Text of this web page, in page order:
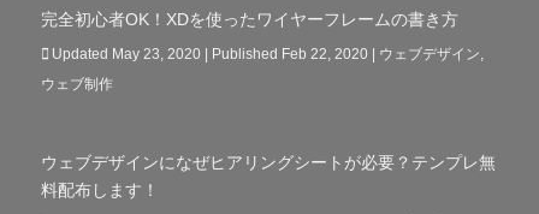
完全初心者OK！XDを使ったワイヤーフレームの書き方
Updated May 23, 2020 | Published Feb 22, 2020| ウェブデザイン
ウェブ制作
ウェブデザインになぜヒアリングシートが必要？テンプレ無
料配布します！